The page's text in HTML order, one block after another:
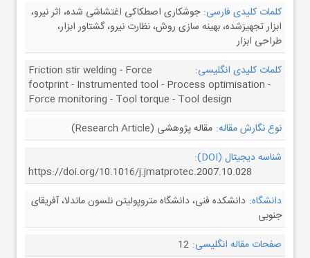
کلمات کلیدی فارسی: جوشکاری اصطکاکی اغتشاشی شده، اثر نیرو،
ابزار تجهیزشده، بهینه سازی روش، نظارت نیرو، گشتاور ابزار،
طراحی ابزار
کلمات کلیدی انگلیسی:
Friction stir welding - Force
footprint - Instrumented tool - Process optimisation -
Force monitoring - Tool torque - Tool design
نوع نگارش مقاله: مقاله پژوهشی (Research Article)
شناسه دیجیتال (DOI):
https://doi.org/10.1016/j.jmatprotec.2007.10.028
دانشگاه: دانشکده فنی، دانشگاه متروپولیتن نلسون ماندلا، آفریقای
جنوبی
صفحات مقاله انگلیسی: 12